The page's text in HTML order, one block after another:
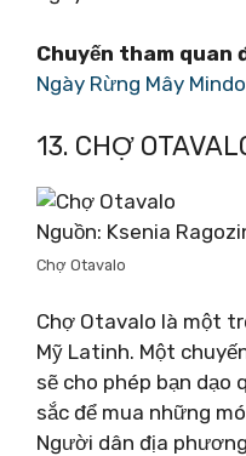
Chuyến tham quan
Ngày Rừng Mây Mindo
13. CHỢ
Nguồn: Ksenia
Chợ Otavalo
Chợ Otavalo là một
Mỹ Latinh. Một
sẽ cho phép bạn dạo
sắc để mua những
Người dân địa